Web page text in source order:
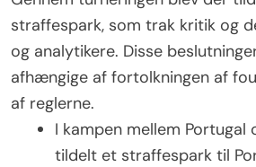
straffespark, som trak kritik og
og analytikere. Disse
afhængige af fortolkningen af
af reglerne.
I kampen mellem Portugal
tildelt et straffespark til